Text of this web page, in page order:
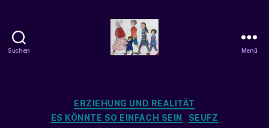
Suchen Menü
Kategorien
ERZIEHUNG UND REALITÄT
ES KÖNNTE SO EINFACH SEIN
SEUFZ